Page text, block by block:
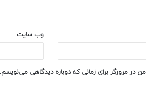
وب‌ سایت
در مرورگر برای زمانی که دوباره دیدگاهی می‌نویسم.